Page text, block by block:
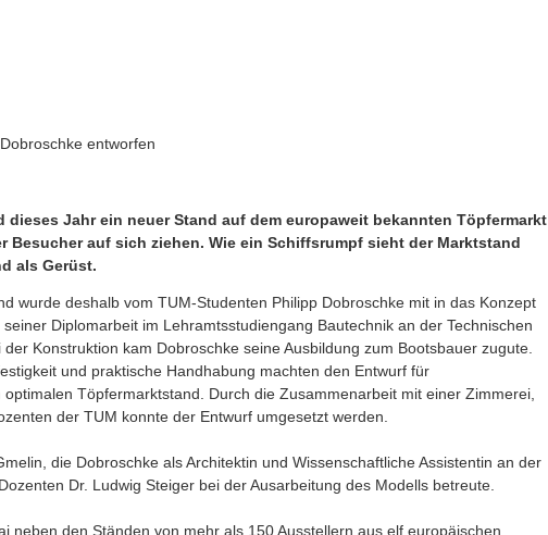
entworfen
Jahr ein neuer Stand auf dem europaweit bekannten Töpfermarkt
Besucher auf sich ziehen. Wie ein Schiffsrumpf sieht der Marktstand
als Gerüst.
wurde deshalb vom TUM-Studenten Philipp Dobroschke mit in das Konzept
Diplomarbeit im Lehramtsstudiengang Bautechnik an der Technischen
Konstruktion kam Dobroschke seine Ausbildung zum Bootsbauer zugute.
und praktische Handhabung machten den Entwurf für
Töpfermarktstand. Durch die Zusammenarbeit mit einer Zimmerei,
der TUM konnte der Entwurf umgesetzt werden.
die Dobroschke als Architektin und Wissenschaftliche Assistentin an der
Dr. Ludwig Steiger bei der Ausarbeitung des Modells betreute.
neben den Ständen von mehr als 150 Ausstellern aus elf europäischen